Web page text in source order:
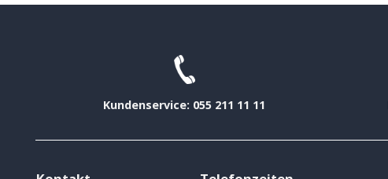
Kundenservice: 055 211 11 11